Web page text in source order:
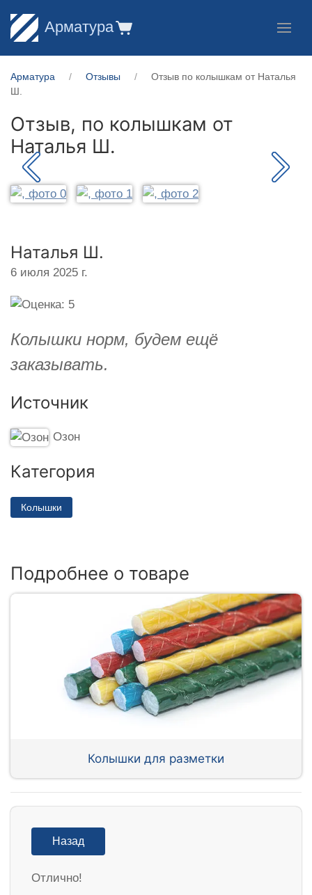
Арматура
Арматура Отзывы
Отзыв по колышкам от Наталья
Ш.
Отзыв, по колышкам от
Наталья Ш.
Наталья Ш.
6 июля 2025 г.
Колышки норм, будем ещё
заказывать.
Источник
Озон
Категория
Колышки
Подробнее о товаре
Колышки для разметки
Назад
Отлично!